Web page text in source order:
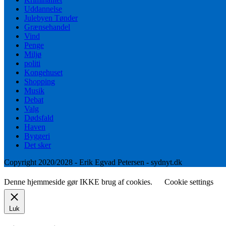
Uddannelse
Julebyen Tønder
Grænsehandel
Vind
Penge
Miljø
politi
Kongehuset
Shopping
Musik
Debat
Valg
Dødsfald
Haven
Byggeri
Det sker
Copyright 2020/2028 - Erik Egvad Petersen - sydnyt.dk
Denne hjemmeside gør IKKE brug af cookies. Cookie settings
Luk